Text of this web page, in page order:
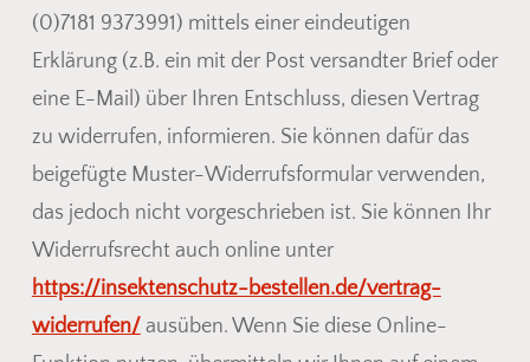
(0)7181 9373991) mittels einer eindeutigen
Erklärung (z.B. ein mit der Post versandter Brief oder
eine E-Mail) über Ihren Entschluss, diesen Vertrag
zu widerrufen, informieren. Sie können dafür das
beigefügte Muster-Widerrufsformular verwenden,
das jedoch nicht vorgeschrieben ist. Sie können Ihr
Widerrufsrecht auch online unter
https://insektenschutz-bestellen.de/vertrag-
widerrufen/ausüben. Wenn Sie diese Online-